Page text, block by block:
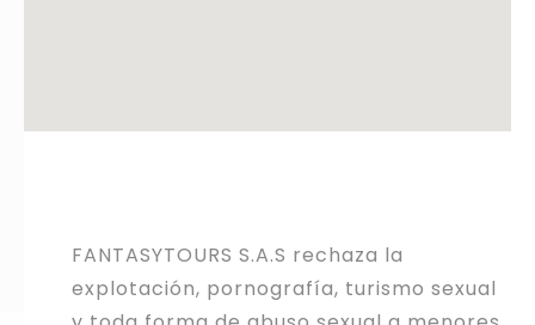
FANTASYTOURS S.A.S rechaza la
explotación, pornografía, turismo sexual